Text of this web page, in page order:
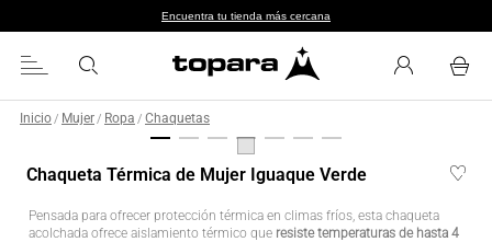
Encuentra tu tienda más cercana
Inicio / Mujer / Ropa / Chaquetas
Chaqueta Térmica de Mujer Iguaque Verde
Pensada para ofrecer protección térmica en climas fríos, esta chaqueta
acolchada ofrece aislamiento térmico que resiste temperaturas de hasta 4